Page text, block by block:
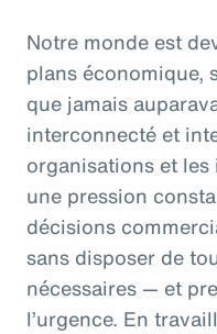
Notre monde est
plans économique,
que jamais
interconnecté et
organisations et
une pression
décisions
sans disposer de
nécessaires — et
l’urgence. En